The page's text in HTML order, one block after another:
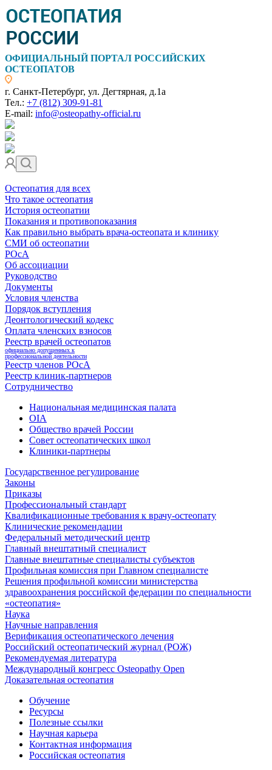
ОФИЦИАЛЬНЫЙ ПОРТАЛ РОССИЙСКИХ
ОСТЕОПАТОВ
г. Санкт-Петербург, ул. Дегтярная, д.1а
Тел.: +7 (812) 309-91-81
E-mail: info@osteopathy-official.ru
Остеопатия для всех
Что такое остеопатия
История остеопатии
Показания и противопоказания
Как правильно выбрать врача-остеопата и клинику
СМИ об остеопатии
РОсА
Об ассоциации
Руководство
Документы
Условия членства
Порядок вступления
Деонтологический кодекс
Оплата членских взносов
Реестр врачей остеопатов
официально допущенных к
профессиональной деятельности
Реестр членов РОсА
Реестр клиник-партнеров
Сотрудничество
Национальная медицинская палата
OIA
Общество врачей России
Совет остеопатических школ
Клиники-партнеры
Государственное регулирование
Законы
Приказы
Профессиональный стандарт
Квалификационные требования к врачу-остеопату
Клинические рекомендации
Федеральный методический центр
Главный внештатный специалист
Главные внештатные специалисты субъектов
Профильная комиссия при Главном специалисте
Решения профильной комиссии министерства
здравоохранения российской федерации по специальности
«остеопатия»
Наука
Научные направления
Верификация остеопатического лечения
Российский остеопатический журнал (РОЖ)
Рекомендуемая литература
Международный конгресс Osteopathy Open
Доказательная остеопатия
Обучение
Ресурсы
Полезные ссылки
Научная карьера
Контактная информация
Российская остеопатия